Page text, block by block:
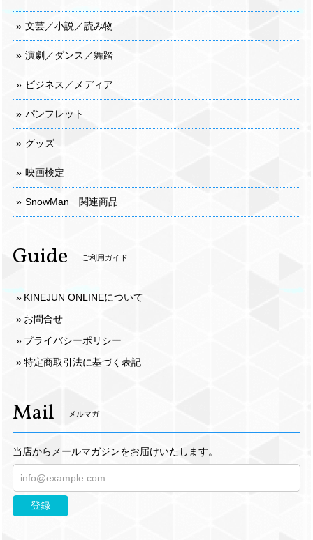
文芸／小説／読み物
演劇／ダンス／舞踏
ビジネス／メディア
パンフレット
グッズ
映画検定
SnowMan 関連商品
Guide ご利用ガイド
KINEJUN ONLINEについて
お問合せ
プライバシーポリシー
特定商取引法に基づく表記
Mail メルマガ
当店からメールマガジンをお届けいたします。
登録